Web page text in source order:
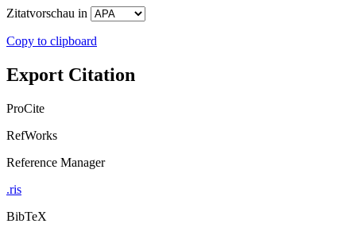
Zitatvorschau in
Copy to clipboard
Export Citation
ProCite
RefWorks
Reference Manager
.ris
BibTeX